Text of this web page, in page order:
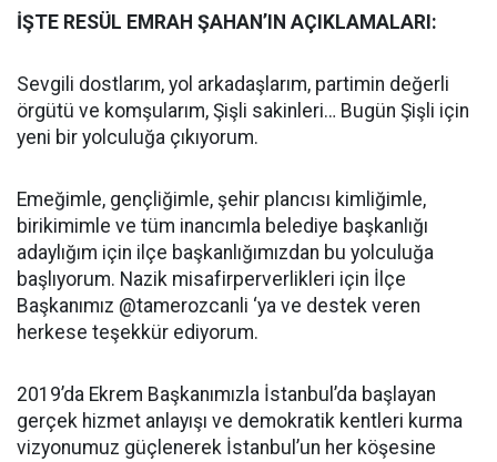
İŞTE RESÜL EMRAH ŞAHAN’IN AÇIKLAMALARI:
Sevgili dostlarım, yol arkadaşlarım, partimin değerli
örgütü ve komşularım, Şişli sakinleri… Bugün Şişli için
yeni bir yolculuğa çıkıyorum.
Emeğimle, gençliğimle, şehir plancısı kimliğimle,
birikimimle ve tüm inancımla belediye başkanlığı
adaylığım için ilçe başkanlığımızdan bu yolculuğa
başlıyorum. Nazik misafirperverlikleri için İlçe
Başkanımız @tamerozcanli ‘ya ve destek veren
herkese teşekkür ediyorum.
2019’da Ekrem Başkanımızla İstanbul’da başlayan
gerçek hizmet anlayışı ve demokratik kentleri kurma
vizyonumuz güçlenerek İstanbul’un her köşesine